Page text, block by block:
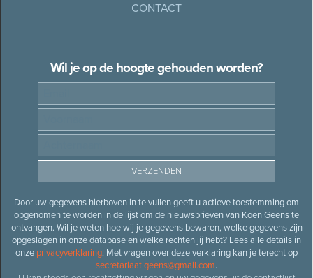
CONTACT
Wil je op de hoogte gehouden worden?
Door uw gegevens hierboven in te vullen geeft u actieve toestemming om
opgenomen te worden in de lijst om de nieuwsbrieven van Koen Geens te
ontvangen. Wil je weten hoe wij je gegevens bewaren, welke gegevens zijn
opgeslagen in onze database en welke rechten jij hebt? Lees alle details in
onze privacyverklaring. Met vragen over deze verklaring kan je terecht op
secretariaat.geens@gmail.com.